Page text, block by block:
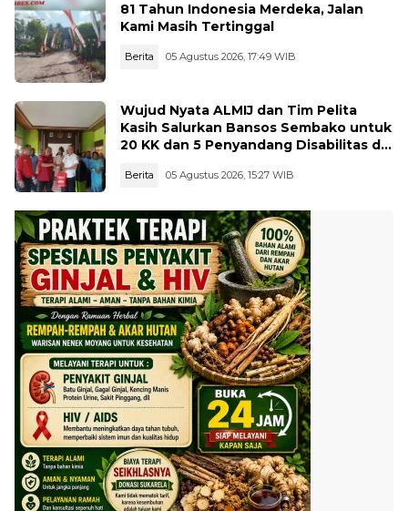
81 Tahun Indonesia Merdeka, Jalan
Kami Masih Tertinggal
Berita 05 Agustus 2026, 17:49 WIB
Wujud Nyata ALMIJ dan Tim Pelita
Kasih Salurkan Bansos Sembako untuk
20 KK dan 5 Penyandang Disabilitas di
Berita 05 Agustus 2026, 15:27 WIB